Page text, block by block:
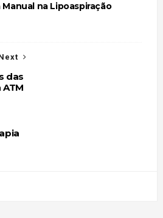
na Lipoaspiração
das